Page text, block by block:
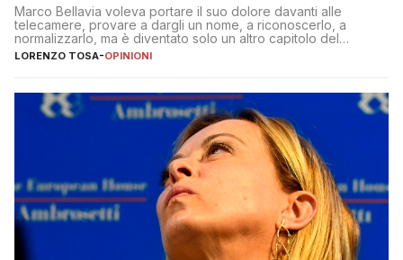
Marco Bellavia voleva portare il suo dolore davanti alle
telecamere, provare a dargli un nome, a riconoscerlo, a
normalizzarlo, ma è diventato solo un altro capitolo del
copione
LORENZO TOSA-OPINIONI